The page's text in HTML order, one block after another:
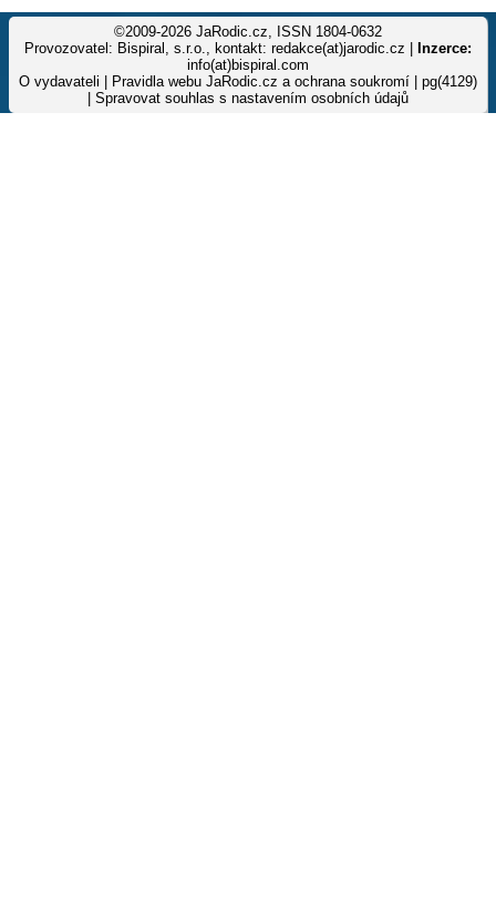
©2009-2026 JaRodic.cz, ISSN 1804-0632
Provozovatel: Bispiral, s.r.o., kontakt: redakce(at)jarodic.cz |
Inzerce:
info(at)bispiral.com
O vydavateli
Pravidla webu JaRodic.cz a ochrana soukromí | pg(4129)
Spravovat souhlas s nastavením osobních údajů